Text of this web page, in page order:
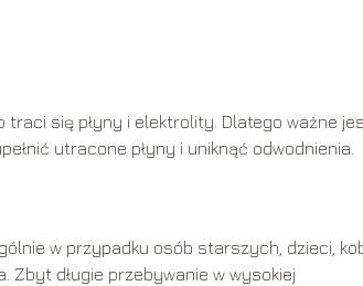
się płyny i elektrolity. Dlatego ważne
utracone płyny i uniknąć odwodnienia.
w przypadku osób starszych, dzieci,
długie przebywanie w wysokiej